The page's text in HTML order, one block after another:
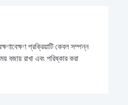
প্রক্রিয়াটি কেবল সম্পন্ন
বজায় রাখা এবং পরিষ্কার করা